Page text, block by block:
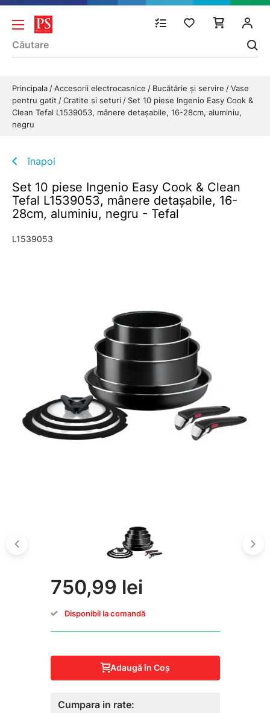
Principala Accesorii electrocasnice Bucătărie și servire
Vase
pentru gatit
Cratite si seturi
Set 10 piese Ingenio Easy Cook &
Clean Tefal L1539053, mânere detașabile, 16-28cm, aluminiu,
negru
înapoi
Set 10 piese Ingenio Easy Cook & Clean
Tefal L1539053, mânere detașabile, 16-
28cm, aluminiu, negru - Tefal
L1539053
750,99 lei
Disponibil la comandă
Adaugă în Coş
Cumpara in rate: